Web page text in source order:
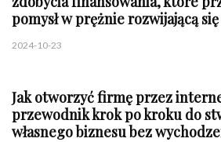
pomysł w prężnie rozwijającą
2024-10-23
Jak otworzyć firmę przez
przewodnik krok po kroku do
własnego biznesu bez